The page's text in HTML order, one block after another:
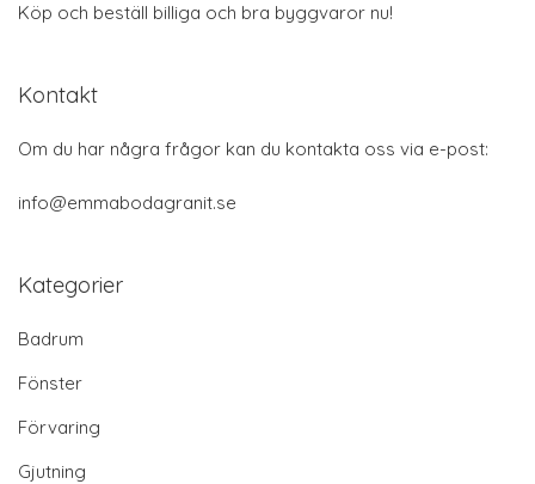
Köp och beställ billiga och bra byggvaror nu!
Kontakt
Om du har några frågor kan du kontakta oss via e-post:
info@emmabodagranit.se
Kategorier
Badrum
Fönster
Förvaring
Gjutning